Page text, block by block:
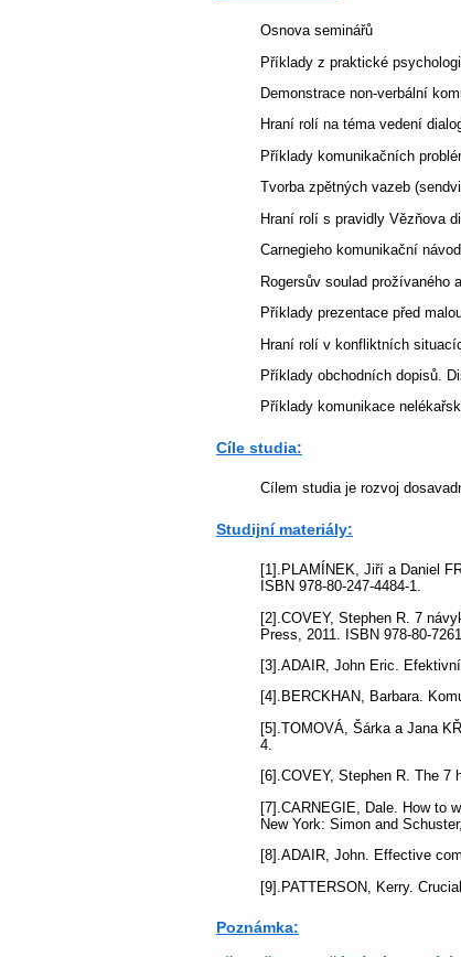
Osnova seminářů
Příklady z praktické
Demonstrace non-verbální
Hraní rolí na téma vedení
Příklady komunikačních
Tvorba zpětných vazeb
Hraní rolí s pravidly Vězňova
Carnegieho komunikační
Rogersův soulad prožívaného
Příklady prezentace před
Hraní rolí v konfliktních
Příklady obchodních dopisů.
Příklady komunikace
Cíle studia:
Cílem studia je rozvoj
Studijní materiály:
[1].PLAMÍNEK, Jiří a Daniel
ISBN 978-80-247-4484-1.
[2].COVEY, Stephen R. 7
Press, 2011. ISBN 978-80-
[3].ADAIR, John Eric.
[4].BERCKHAN, Barbara.
[5].TOMOVÁ, Šárka a Jana
4.
[6].COVEY, Stephen R. The 7
[7].CARNEGIE, Dale. How to
New York: Simon and
[8].ADAIR, John. Effective
[9].PATTERSON, Kerry.
Poznámka: